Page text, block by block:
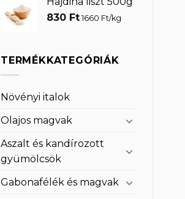
was:
2
is:
830 Ft 1660 Ft/kg
TERMÉKKATEGÓRIÁK
Növényi italok
Olajos magvak
Aszalt és kandírozott
gyümölcsök
Gabonafélék és magvak